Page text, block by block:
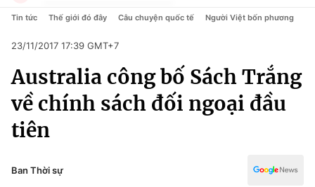
Chuyên mục
Chính trị
Xã hội
Pháp luật
Chính trị
Pháp luật
Kinh tế
Thể thao
Truyền hình
Văn hóa - Giải trí
Công nghệ
Tin tức Thế giới đó đây Câu chuyện quốc tế Người Việt bốn phương
23/11/2017 17:39 GMT+7
Australia công bố Sách Trắng
về chính sách đối ngoại đầu
tiên
Ban Thời sự